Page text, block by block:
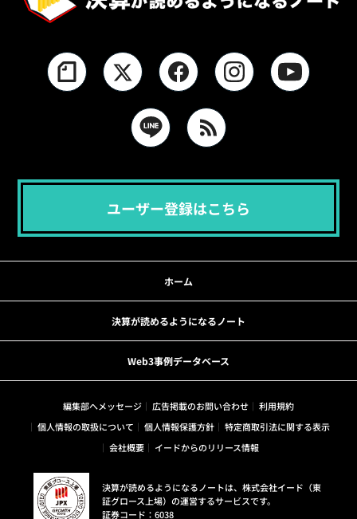
ユーザー登録はこちら
ホーム
決算が読めるようになるノート
Web3事例データベース
編集部へメッセージ 広告掲載のお問い合わせ
利用規約
個人情報の取扱について
個人情報保護方針
特定商取引法に関する表示
会社概要
イードからのリリース情報
決算が読めるようになるノートは、株式会社イード（東
証グロース上場）の運営するサービスです。
証券コード：6038